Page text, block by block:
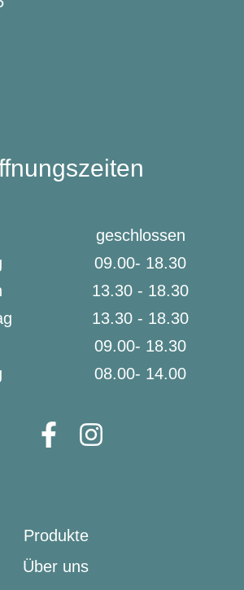
geschlossen
09.00- 18.30
13.30 - 18.30
13.30 - 18.30
09.00- 18.30
08.00- 14.00
Produkte
Über uns